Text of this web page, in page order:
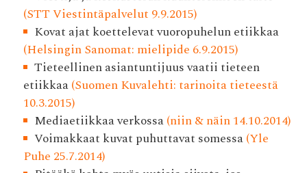
(STT Viestintäpalvelut 9.9.2015)
Kovat ajat koettelevat vuoropuhelun etiikkaa
(Helsingin Sanomat: mielipide 6.9.2015)
Tieteellinen asiantuntijuus vaatii tieteen
etiikkaa(Suomen Kuvalehti: tarinoita tieteestä
10.3.2015)
Mediaetiikkaa verkossa(niin & näin 14.10.2014)
Voimakkaat kuvat puhuttavat somessa(Yle
Puhe 25.7.2014)